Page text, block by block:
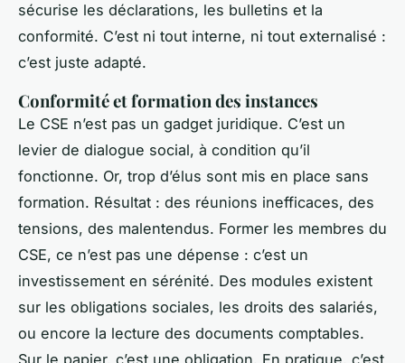
sécurise les déclarations, les bulletins et la
conformité. C’est ni tout interne, ni tout externalisé :
c’est juste adapté.
Conformité et formation des instances
Le CSE n’est pas un gadget juridique. C’est un
levier de dialogue social, à condition qu’il
fonctionne. Or, trop d’élus sont mis en place sans
formation. Résultat : des réunions inefficaces, des
tensions, des malentendus. Former les membres du
CSE, ce n’est pas une dépense : c’est un
investissement en sérénité. Des modules existent
sur les obligations sociales, les droits des salariés,
ou encore la lecture des documents comptables.